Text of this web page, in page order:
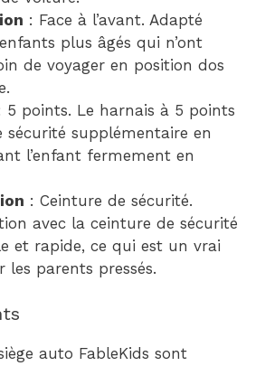
: Face à l’avant. Adapté
plus âgés qui n’ont
de voyager en position dos
5 points. Le harnais à 5 points
sécurité supplémentaire en
l’enfant fermement en
: Ceinture de sécurité.
avec la ceinture de sécurité
et rapide, ce qui est un vrai
les parents pressés.
auto FableKids sont